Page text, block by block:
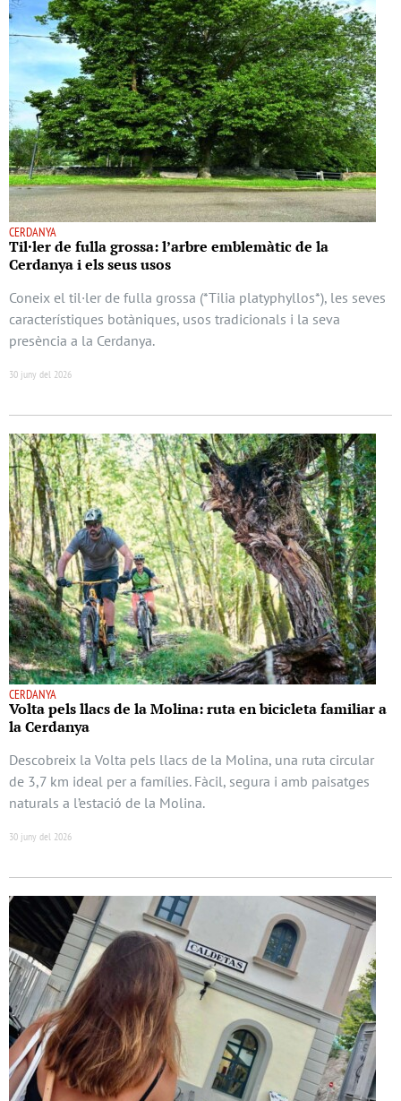
CERDANYA
Til·ler de fulla grossa: l’arbre emblemàtic de la
Cerdanya i els seus usos
Coneix el til·ler de fulla grossa (*Tilia platyphyllos*), les seves
característiques botàniques, usos tradicionals i la seva
presència a la Cerdanya.
30 juny del 2026
CERDANYA
Volta pels llacs de la Molina: ruta en bicicleta familiar a
la Cerdanya
Descobreix la Volta pels llacs de la Molina, una ruta circular
de 3,7 km ideal per a famílies. Fàcil, segura i amb paisatges
naturals a l’estació de la Molina.
30 juny del 2026